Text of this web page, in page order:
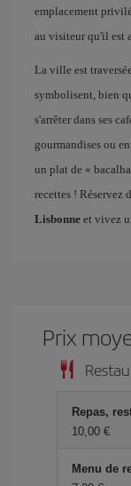
emplacement
au visiteur qu'il est
La ville est
symbolisent, bien
s'arrêter dans ses
gourmandises ou
un plat de «
recettes ! Réservez
Lisbonne et vivez
Prix
Repas,
10,00 €
Menu de